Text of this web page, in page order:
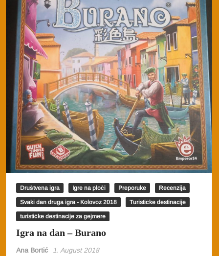
Društvena igra Igre na ploči Preporuke Recenzija
Svaki dan druga igra - Kolovoz 2018 Turističke destinacije
turističke destinacije za gejmere
Igra na dan – Burano
Ana Bortić 1. August 2018